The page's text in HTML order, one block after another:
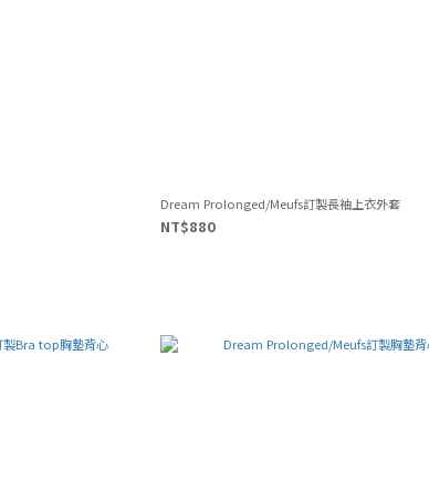
Dream Prolonged/Meufs訂製長袖上衣外套
NT$880